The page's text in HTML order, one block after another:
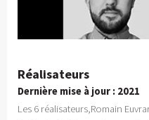
Réalisateurs
Dernière mise à jour : 2021
Les 6 réalisateurs,Romain